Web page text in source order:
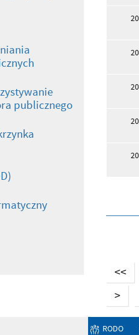
publicznego
<<
>
RODO